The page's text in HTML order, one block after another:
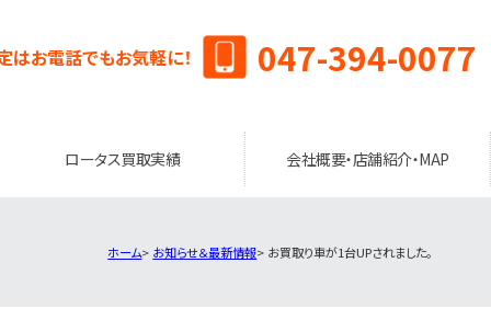
はお電話でもお気軽に！ 047-394-0077
ロータス買取実績 会社概要・店舗紹介・MAP
ホーム お知らせ＆最新情報 お買取り車が1台UPされました。